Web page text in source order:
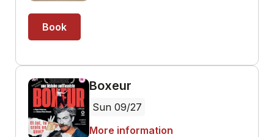
Book
Boxeur
Sun 09/27
More information